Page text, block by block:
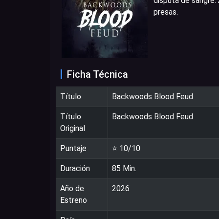
presas.
Ficha Técnica
Título Backwoods Blood Feud
Título
Original
Backwoods Blood Feud
Puntaje ⭐ 10/10
Duración 85 Min.
Año de
Estreno
2026